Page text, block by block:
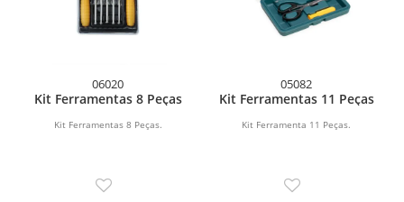
06020
Kit Ferramentas 8 Peças
Kit Ferramentas 8 Peças.
05082
Kit Ferramentas 11 Peças
Kit Ferramenta 11 Peças.